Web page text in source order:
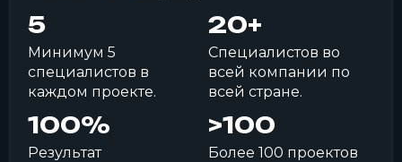
5
Минимум 5
специалистов в
каждом проекте.
20+
Специалистов во
всей компании по
всей стране.
100%
Результат
>100
Более 100 проектов